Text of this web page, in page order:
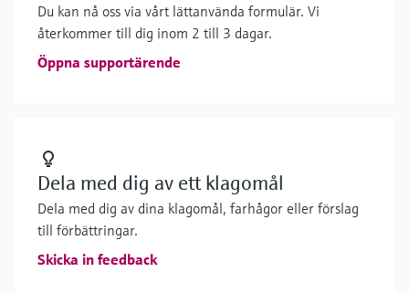
Du kan nå oss via vårt lättanvända formulär. Vi
återkommer till dig inom 2 till 3 dagar.
Öppna supportärende
Dela med dig av ett klagomål
Dela med dig av dina klagomål, farhågor eller förslag
till förbättringar.
Skicka in feedback